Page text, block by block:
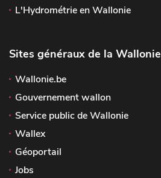
L'Hydrométrie en Wallonie
Sites généraux de la Wallonie
Wallonie.be
Gouvernement wallon
Service public de Wallonie
Wallex
Géoportail
Jobs